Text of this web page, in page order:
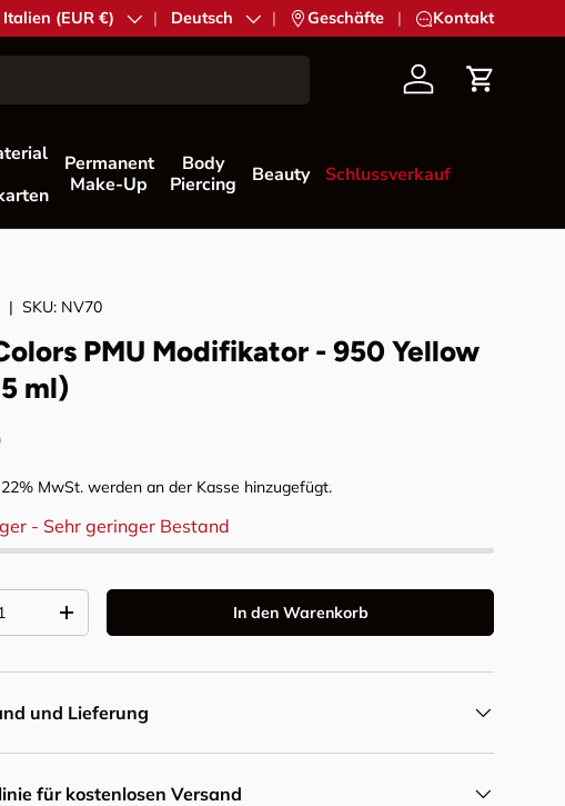
Land/Region
Italien (EUR €) SpracheDeutsch | Geschäfte | Kontakt
Konto
Permanent
Make-Up
Body
Piercing
Beauty Schlussverkauf
|SKU: NV70
PMU Modifikator - 950 Yellow
ml)
Preis
MwSt. werden an der Kasse hinzugefügt.
- Sehr geringer Bestand
Menge erhöhen In den Warenkorb
und Lieferung
für kostenlosen Versand